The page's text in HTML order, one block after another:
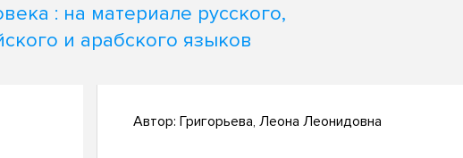
: на материале русского,
и арабского языков
Автор: Григорьева, Леона Леонидовна